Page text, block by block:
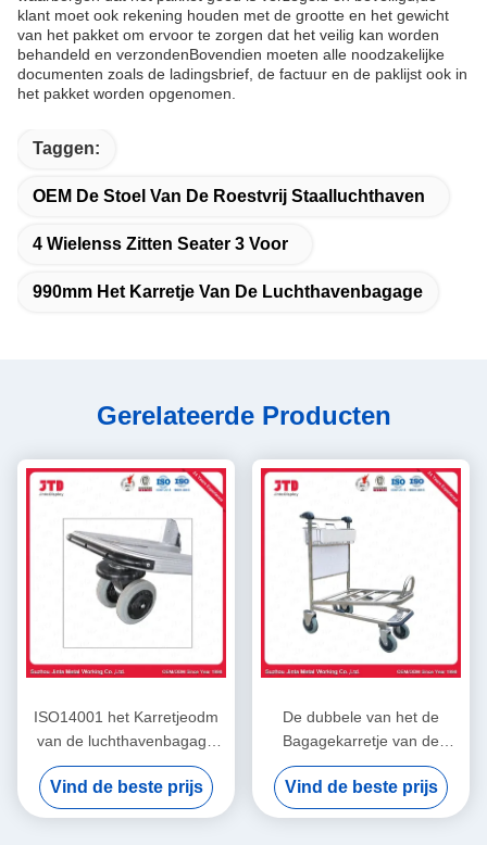
klant moet ook rekening houden met de grootte en het gewicht
van het pakket om ervoor te zorgen dat het veilig kan worden
behandeld en verzondenBovendien moeten alle noodzakelijke
documenten zoals de ladingsbrief, de factuur en de paklijst ook in
het pakket worden opgenomen.
Taggen:
OEM De Stoel Van De Roestvrij Staalluchthaven
4 Wielenss Zitten Seater 3 Voor
990mm Het Karretje Van De Luchthavenbagage
Gerelateerde Producten
ISO14001 het Karretjeodm
van de luchthavenbagage
Kar met 4 wielen met
Handvat
Vind de beste prijs
De dubbele van het de
Bagagekarretje van de
Lagenluchthaven Kar van
het de Hotels Vierwielige
Karretje
Vind de beste prijs